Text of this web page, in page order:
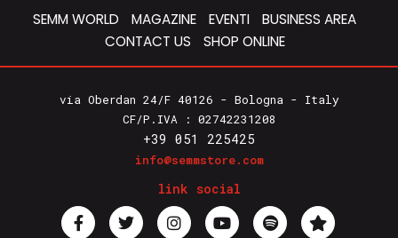
SEMM WORLD MAGAZINE EVENTI
BUSINESS AREA
CONTACT US
SHOP ONLINE
via Oberdan 24/F 40126 - Bologna - Italy
CF/P.IVA : 02742231208
+39 051 225425
info@semmstore.com
link social